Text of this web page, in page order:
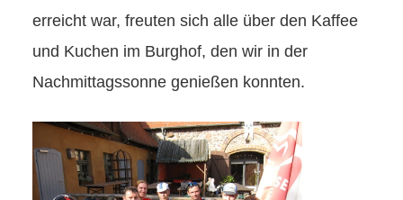
erreicht war, freuten sich alle über den Kaffee
und Kuchen im Burghof, den wir in der
Nachmittagssonne genießen konnten.